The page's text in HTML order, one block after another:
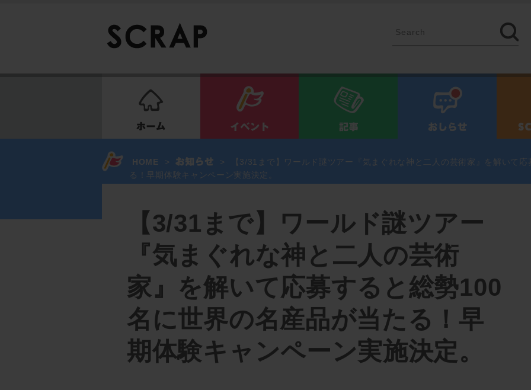
HOME > >
【3/31まで】ワールド謎ツアー『気まぐれな神と二人の芸術家』を解いて
る！早期体験キャンペーン実施決定。
【3/31まで】ワールド謎ツアー
『気まぐれな神と二人の芸術
家』を解いて応募すると総勢100
名に世界の名産品が当たる！早
期体験キャンペーン実施決定。